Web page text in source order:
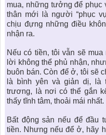
mua, những tưởng để phục
thân mới là người “phục
chịu đựng những điều
nhận ra.
Nếu có tiền, tôi vẫn sẽ
lời không thể phủ nhận,
buôn bán. Còn để ở, tôi sẽ
là bình yên và giản dị, là
trương, là nơi có thể gắn
thấy tĩnh tâm, thoải mái nhất.
Bất động sản nếu để đầu
tiền. Nhưng nếu để ở, hãy